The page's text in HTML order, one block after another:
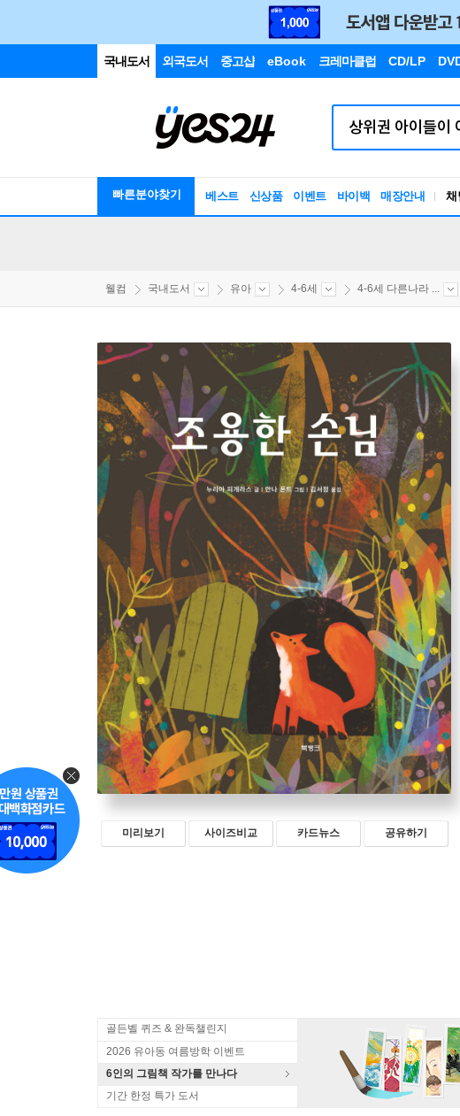
국내도서 외국도서 중고샵 eBook 크레마클럽 CD/LP
빠른분야찾기 베스트 신상품 이벤트 바이백 매장안내 채
웰컴 국내도서 유아 4-6세 4-6세 다른나라 ...
미리보기 사이즈비교 카드뉴스 공유하기
골든벨 퀴즈 & 완독챌린지
2026 유아동 여름방학 이벤트
6인의 그림책 작가를 만나다
기간 한정 특가 도서